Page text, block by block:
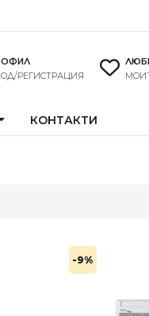
РЕГИСТРАЦИЯ
КОНТАКТИ
-9%